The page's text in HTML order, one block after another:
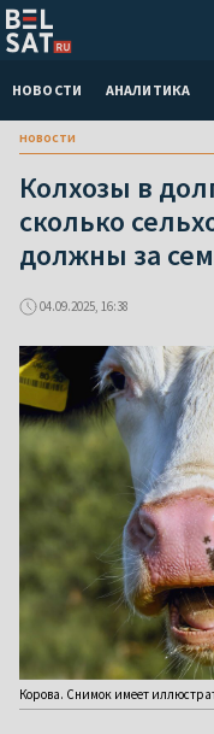
НОВОСТИ АНАЛИТИКА
новости
Колхозы в
сколько
должны за
04.09.2025, 16:38
Корова. Снимок имеет